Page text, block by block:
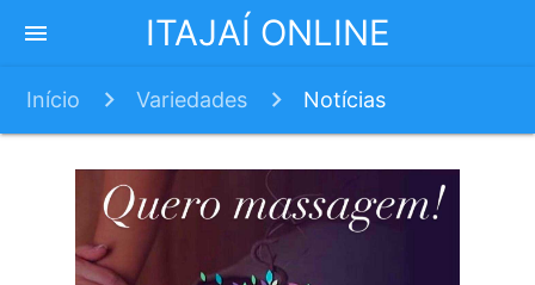
ITAJAÍ ONLINE
menu
Início Variedades Notícias